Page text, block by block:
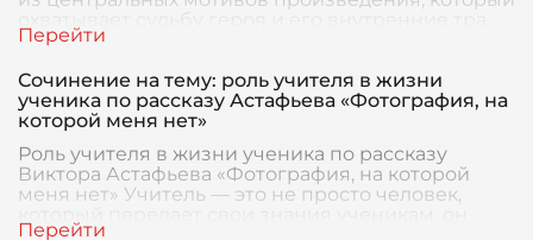
охватывает судьбу героя и его внутренние тра
Сочинение на тему: роль учителя в жизни
ученика по рассказу Астафьева «Фотография, на
которой меня нет»
Роль учителя в жизни ученика по рассказу
Виктора Астафьева «Фотография, на которой
меня нет» Учитель — это не просто человек,
играет боле